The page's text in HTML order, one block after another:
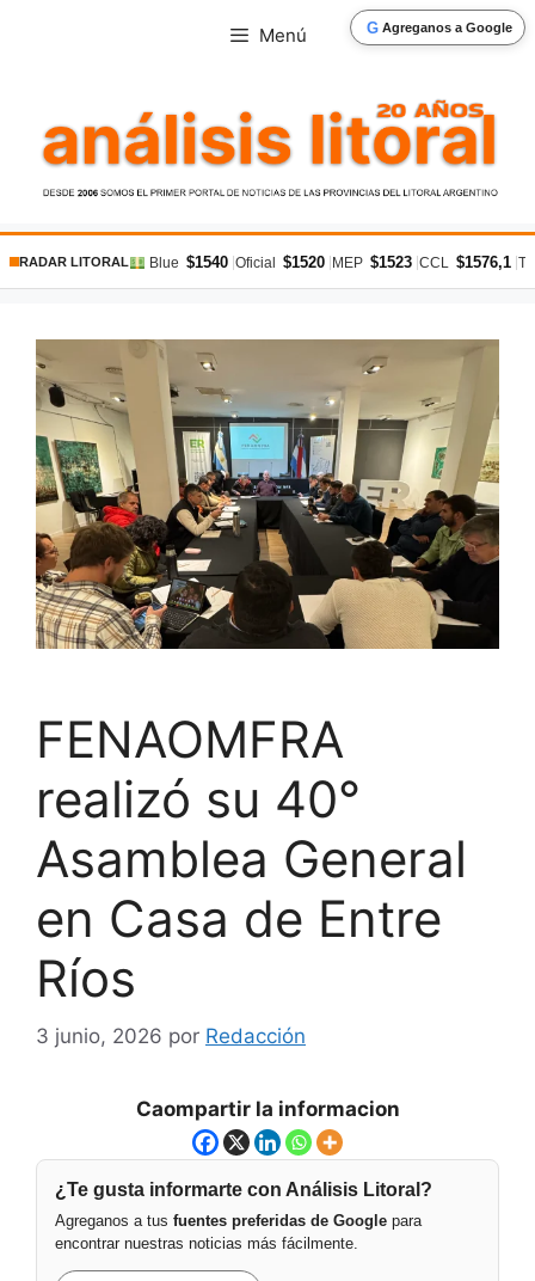
G Agreganos a Google
Menú
RADAR LITORAL Blue $1540 Oficial $1520 MEP $1523 CCL $1576,1
FENAOMFRA
realizó su 40°
Asamblea General
en Casa de Entre
Ríos
3 junio, 2026 por Redacción
Caompartir la informacion
¿Te gusta informarte con Análisis Litoral?
Agreganos a tus fuentes preferidas de Google para
encontrar nuestras noticias más fácilmente.